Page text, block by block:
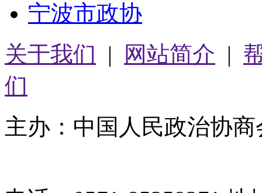
宁波市政协
关于我们 | 网站简介 |
们
主办：中国人民政治协